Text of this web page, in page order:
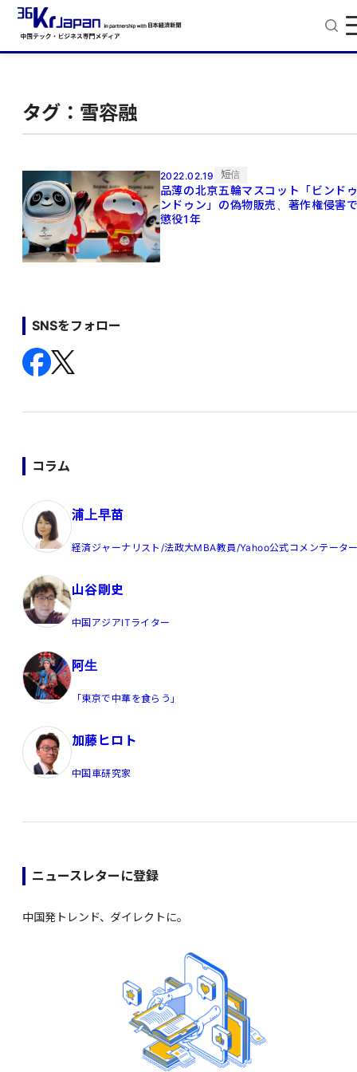
タグ：雪容融
2022.02.19 短信
品薄の北京五輪マスコット「ビンド
ンドゥン」の偽物販売、著作権侵害
懲役1年
SNSをフォロー
コラム
浦上早苗
経済ジャーナリスト/法政大MBA教員/Yahoo公式コメンテータ
山谷剛史
中国アジアITライター
阿生
「東京で中華を食らう」
加藤ヒロト
中国車研究家
ニュースレターに登録
中国発トレンド、ダイレクトに。